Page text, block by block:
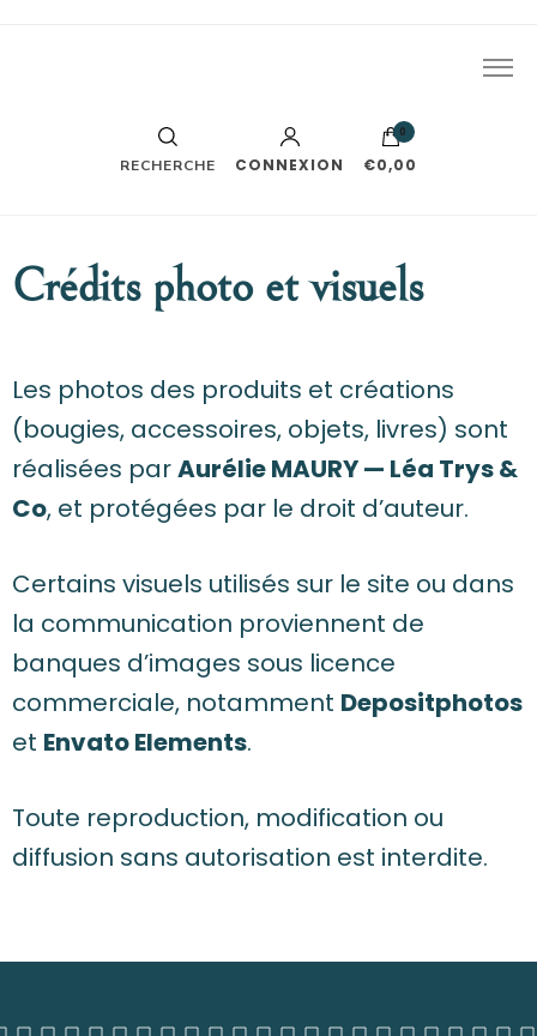
J'écris des romances. Le reste part généralement en vrille
RECHERCHE CONNEXION
0
€0,00
Crédits photo et visuels
Les photos des produits et créations
(bougies, accessoires, objets, livres) sont
réalisées parAurélie MAURY — Léa Trys &
Co, et protégées par le droit d’auteur.
Certains visuels utilisés sur le site ou dans
la communication proviennent de
banques d’images sous licence
commerciale, notamment Depositphotos
et Envato Elements.
Toute reproduction, modification ou
diffusion sans autorisation est interdite.